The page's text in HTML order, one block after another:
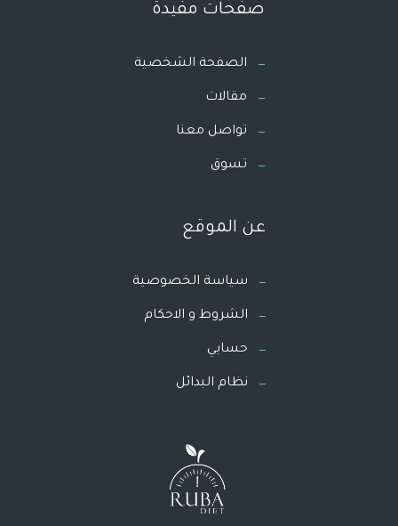
صفحات مفيدة
الصفحة الشخصية
مقالات
تواصل معنا
تسوق
عن الموقع
سياسة الخصوصية
الشروط و الاحكام
حسابي
نظام البدائل